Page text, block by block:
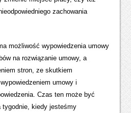
zachowania
możliwość wypowiedzenia umowy
na rozwiązanie umowy, a
stron, ze skutkiem
umowy i
Czas ten może być
tygodnie, kiedy jesteśmy